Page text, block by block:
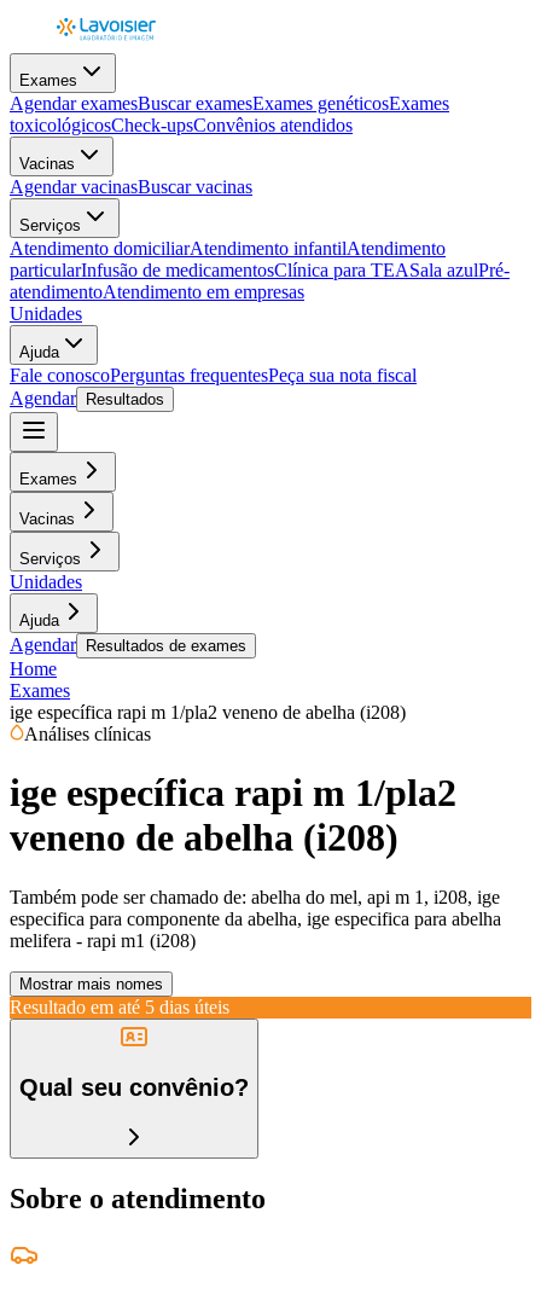
Exames
Agendar examesBuscar examesExames genéticosExames
toxicológicosCheck-upsConvênios atendidos
Vacinas
Agendar vacinasBuscar vacinas
Serviços
Atendimento domiciliarAtendimento infantilAtendimento
particularInfusão de medicamentosClínica para TEASala azulPré-
atendimentoAtendimento em empresas
Unidades
Ajuda
Fale conoscoPerguntas frequentesPeça sua nota fiscal
Agendar
Resultados
Exames
Vacinas
Serviços
Unidades
Ajuda
Agendar Resultados de exames
Home
Exames
ige específica rapi m 1/pla2 veneno de abelha (i208)
Análises clínicas
ige específica rapi m 1/pla2
veneno de abelha (i208)
Também pode ser chamado de: abelha do mel, api m 1, i208, ige
especifica para componente da abelha, ige especifica para abelha
melifera - rapi m1 (i208)
Mostrar mais nomes
Resultado em até 5 dias úteis
Qual seu convênio?
Sobre o atendimento